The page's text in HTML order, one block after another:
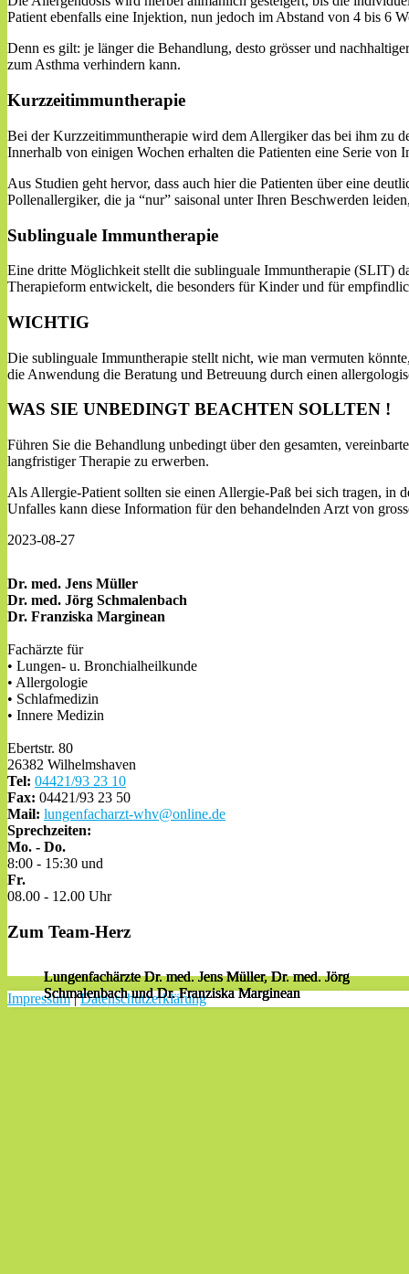
Lungenfachärzte Dr. med. Jens Müller, Dr. med. Jörg
Schmalenbach und Dr. Franziska Marginean
Lungenfachärzte Dr. med. Jens Müller, Dr. med. Jörg
Schmalenbach und Dr. Franziska Marginean
Lungenfachärzte Dr. med. Jens Müller, Dr. med. Jörg
Schmalenbach und Dr. Franziska Marginean
Lungenfachärzte Dr. med. Jens Müller, Dr. med. Jörg
Schmalenbach und Dr. Franziska Marginean
Patient ebenfalls eine Injektion, nun jedoch im Abstand von 4 bis 6
Denn es gilt: je länger die Behandlung, desto grösser und
zum Asthma verhindern kann.
Kurzzeitimmuntherapie
Bei der Kurzzeitimmuntherapie wird dem Allergiker das bei ihm zu
Innerhalb von einigen Wochen erhalten die Patienten eine Serie von
Aus Studien geht hervor, dass auch hier die Patienten über eine
Pollenallergiker, die ja “nur” saisonal unter Ihren Beschwerden
Sublinguale Immuntherapie
Eine dritte Möglichkeit stellt die sublinguale Immuntherapie (SLIT)
Therapieform entwickelt, die besonders für Kinder und für
WICHTIG
Die sublinguale Immuntherapie stellt nicht, wie man vermuten
die Anwendung die Beratung und Betreuung durch einen
WAS SIE UNBEDINGT BEACHTEN SOLLTEN !
Führen Sie die Behandlung unbedingt über den gesamten,
langfristiger Therapie zu erwerben.
Als Allergie-Patient sollten sie einen Allergie-Paß bei sich tragen, in
Unfalles kann diese Information für den behandelnden Arzt von
2023-08-27
Dr. med. Jens Müller
Dr. med. Jörg Schmalenbach
Dr. Franziska Marginean
Fachärzte für
• Lungen- u. Bronchialheilkunde
• Allergologie
• Schlafmedizin
• Innere Medizin
Ebertstr. 80
26382 Wilhelmshaven
Tel: 04421/93 23 10
Fax: 04421/93 23 50
Mail: lungenfacharzt-whv@online.de
Sprechzeiten:
Mo. - Do.
8:00 - 15:30 und
Fr.
08.00 - 12.00 Uhr
Zum Team-Herz
Impressum|Datenschutzerklärung